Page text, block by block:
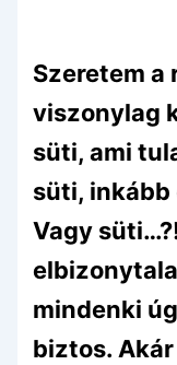
Szeretem
viszonylag
süti, ami
süti,
Vagy
mindenki
biztos.